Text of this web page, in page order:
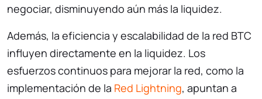
negociar, disminuyendo aún más la liquidez.
Además, la eficiencia y escalabilidad de la red BTC
influyen directamente en la liquidez. Los
esfuerzos continuos para mejorar la red, como la
implementación de la Red Lightning, apuntan a